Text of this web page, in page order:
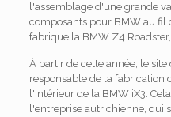
l'assemblage d'une grande
composants pour BMW au fil
fabrique la BMW Z4
À partir de cette année, le
responsable de la fabrication
l'intérieur de la BMW iX3.
l'entreprise autrichienne, qui